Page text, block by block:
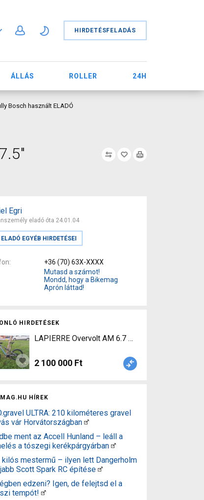
HIRDETÉSFELADÁS
ÁLLÁS ROLLER 24H
Bosch használt ELADÓ
Egri
eladó óta 24.01.04
EGYÉB HIRDETÉSEI
+36 (70) 63X-XXXX
Mutasd a számot!
Mondd, hogy a Bikemag
Aprón láttad!
HIRDETÉSEK
LAPIERRE Overvolt AM 6.7 Elektromos
2 100 000 Ft
HÍREK
ULTRA: 210 kilométeres gravel
vár Horvátországban
ment az Accell Hunland – leáll a
a tószegi kerékpárgyárban
kilós mestermű – ilyen lett Dangerholm
Scott Spark RC építése
edzeni? Igen, de felejtsd el a
tempót!